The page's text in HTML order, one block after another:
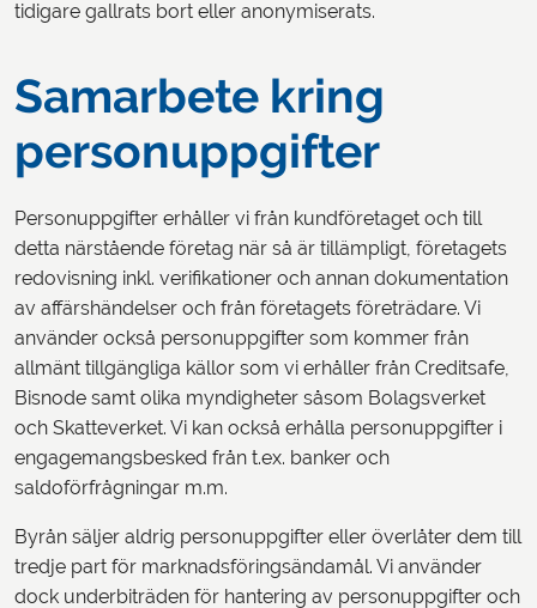
tidigare gallrats bort eller anonymiserats.
Samarbete kring
personuppgifter
Personuppgifter erhåller vi från kundföretaget och till
detta närstående företag när så är tillämpligt, företagets
redovisning inkl. verifikationer och annan dokumentation
av affärshändelser och från företagets företrädare. Vi
använder också personuppgifter som kommer från
allmänt tillgängliga källor som vi erhåller från Creditsafe,
Bisnode samt olika myndigheter såsom Bolagsverket
och Skatteverket. Vi kan också erhålla personuppgifter i
engagemangsbesked från t.ex. banker och
saldoförfrågningar m.m.
Byrån säljer aldrig personuppgifter eller överlåter dem till
tredje part för marknadsföringsändamål. Vi använder
dock underbiträden för hantering av personuppgifter och